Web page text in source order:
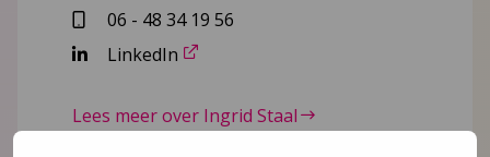
06 - 48 34 19 56
LinkedIn
Lees meer over Ingrid Staal